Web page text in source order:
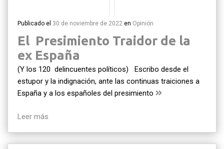
Publicado el 30 de noviembre de 2022 en Opinión
El Presimiento Traidor de la
ex España
(Y los 120 delincuentes políticos) Escribo desde el
estupor y la indignación, ante las continuas traiciones a
España y a los españoles del presimiento
Leer más